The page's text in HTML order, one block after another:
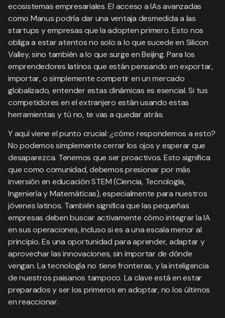
ecosistemas empresariales. El acceso a IAs avanzadas
como Manus podría dar una ventaja desmedida a las
startups y empresas que la adopten primero. Esto nos
obliga a estar atentos no solo a lo que sucede en Silicon
Valley, sino también a lo que surge en Beijing. Para los
emprendedores latinos que están pensando en exportar,
importar, o simplemente competir en un mercado
globalizado, entender estas dinámicas es esencial. Si tus
competidores en el extranjero están usando estas
herramientas y tú no, te vas a quedar atrás.
Y aquí viene el punto crucial: ¿cómo respondemos a esto?
No podemos simplemente cerrar los ojos y esperar que
desaparezca. Tenemos que ser proactivos. Esto significa
que como comunidad, debemos presionar por más
inversión en educación STEM (Ciencia, Tecnología,
Ingeniería y Matemáticas), especialmente para nuestros
jóvenes latinos. También significa que las pequeñas
empresas deben buscar activamente cómo integrar la IA
en sus operaciones, incluso si es a una escala menor al
principio. Es una oportunidad para aprender, adaptar y
aprovechar las innovaciones, sin importar de dónde
vengan. La tecnología no tiene fronteras, y la inteligencia
de nuestros paisanos tampoco. La clave está en estar
preparados y ser los primeros en adoptar, no los últimos
en reaccionar.